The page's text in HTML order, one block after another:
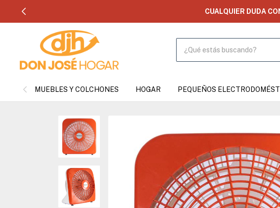
CUALQUIER DUDA
MUEBLES Y COLCHONES HOGAR PEQUEÑOS